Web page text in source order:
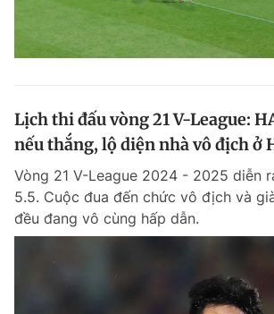
Lịch thi đấu vòng 21 V-League:
nếu thắng, lộ diện nhà vô địch ở
Vòng 21 V-League 2024 - 2025 diễn
5.5. Cuộc đua đến chức vô địch và
đều đang vô cùng hấp dẫn.